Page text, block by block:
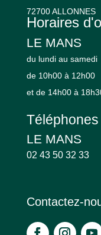
72700 ALLONNES
Horaires
LE MANS
du lundi au samedi
de 10h00 à 12h00
et de 14h00 à
Téléphones
LE MANS
02 43 50 32 33
Contactez-